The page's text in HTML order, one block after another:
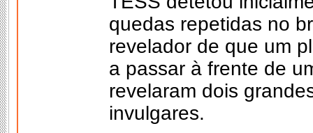
quedas repetidas no
revelador de que um
a passar à frente de
revelaram dois
invulgares.